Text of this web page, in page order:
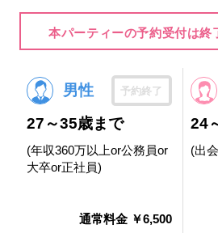
本パーティーの予約受付は終
男性 予約終了
27～35歳まで
(年収360万以上or公務員or
大卒or正社員)
通常料金 ￥6,500
24
(出